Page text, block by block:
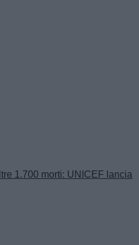
1.700 morti: UNICEF lancia